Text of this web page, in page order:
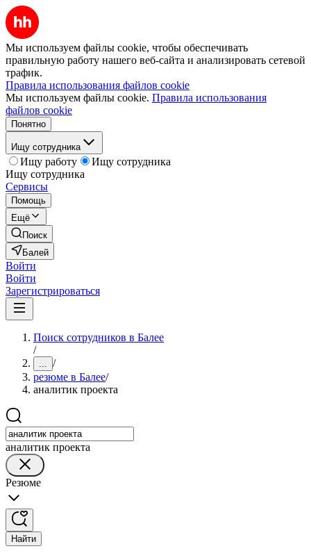
Мы используем файлы cookie, чтобы обеспечивать
правильную работу нашего веб-сайта и анализировать сетевой
трафик.
Правила использования файлов cookie
Мы используем файлы cookie. Правила использования
файлов cookie
Понятно
Ищу сотрудника
Ищу работу
Ищу сотрудника
Ищу сотрудника
Сервисы
Помощь
Ещё
Поиск
Балей
Войти
Войти
Зарегистрироваться
Поиск сотрудников в Балее
/
... /
резюме в Балее/
аналитик проекта
аналитик проекта
Резюме
Найти